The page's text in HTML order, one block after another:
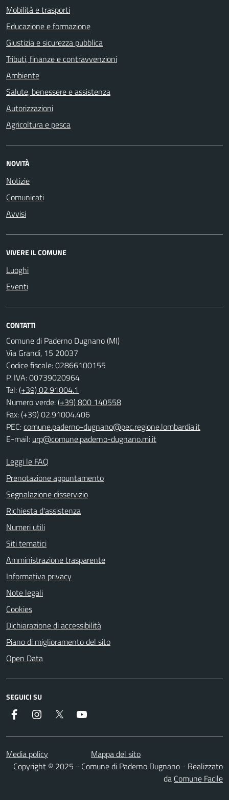
Mobilità e trasporti
Educazione e formazione
Giustizia e sicurezza pubblica
Tributi, finanze e contravvenzioni
Ambiente
Salute, benessere e assistenza
Autorizzazioni
Agricoltura e pesca
NOVITÀ
Notizie
Comunicati
Avvisi
VIVERE IL COMUNE
Luoghi
Eventi
CONTATTI
Comune di Paderno Dugnano (MI)
Via Grandi, 15 20037
Codice fiscale: 02866100155
P. IVA: 00739020964
Tel:(+39) 02.91004.1
Numero verde:(+39) 800 140558
Fax: (+39) 02.91004.406
PEC:comune.paderno-dugnano@pec.regione.lombardia.it
E-mail: urp@comune.paderno-dugnano.mi.it
Leggi le FAQ
Prenotazione appuntamento
Segnalazione disservizio
Richiesta d'assistenza
Numeri utili
Siti tematici
Amministrazione trasparente
Informativa privacy
Note legali
Cookies
Dichiarazione di accessibilità
Piano di miglioramento del sito
Open Data
SEGUICI SU
Facebook InstagramTwitter
Media policy
Mappa del sito
Copyright © 2025 - Comune di Paderno Dugnano - Realizzato
da Comune Facile